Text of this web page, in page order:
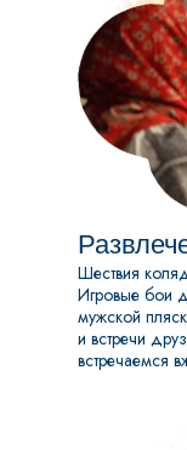
Шествия
Игровые бои
мужской
и встречи
встречаемся